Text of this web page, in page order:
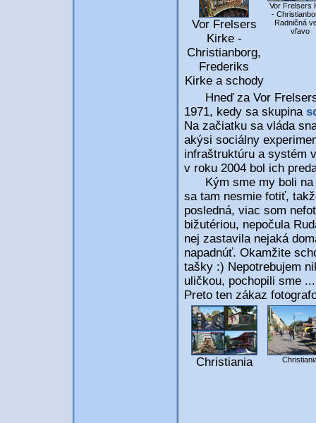
Vor Frelsers
Kirke -
Christianborg,
Frederiks
Kirke a schody
Vor Frelsers
-
Radničná
vľavo
Hneď za Vor
1971, kedy sa skupina
Na začiatku sa vláda
akýsi sociálny
infraštruktúru a systém
v roku 2004 bol ich
Kým sme my boli na
sa tam nesmie fotiť,
posledná, viac som
bižutériou, nepočula
nej zastavila nejaká
napadnúť. Okamžite
tašky :) Nepotrebujem
uličkou, pochopili sme
Preto ten zákaz
Christiania